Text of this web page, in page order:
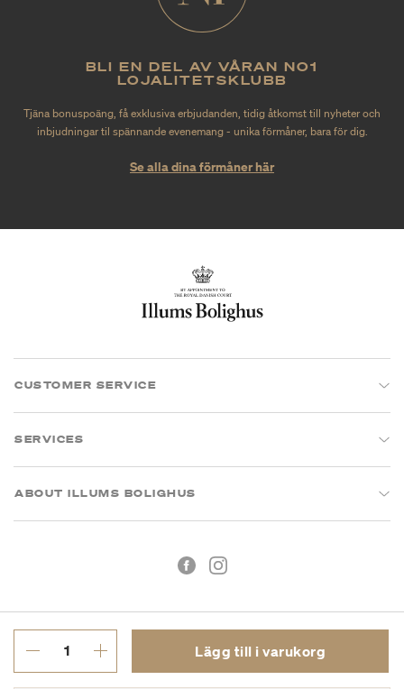
Lägg till i varukorg
BLI EN DEL AV VÅRAN NO1
LOJALITETSKLUBB
Tjäna bonuspoäng, få exklusiva erbjudanden, tidig åtkomst till nyheter och
inbjudningar til spännande evenemang - unika förmåner, bara för dig.
Se alla dina förmåner här
CUSTOMER SERVICE
SERVICES
ABOUT ILLUMS BOLIGHUS